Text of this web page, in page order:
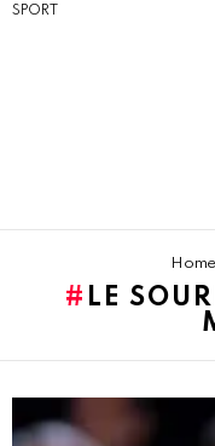
SPORT
Home
LE
STORIES